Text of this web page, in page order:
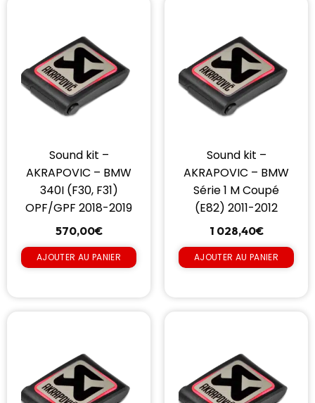
Sound kit –
AKRAPOVIC – BMW
340I (F30, F31)
OPF/GPF 2018-2019
570,00€
AJOUTER AU PANIER
Sound kit –
AKRAPOVIC – BMW
Série 1 M Coupé
(E82) 2011-2012
1 028,40€
AJOUTER AU PANIER